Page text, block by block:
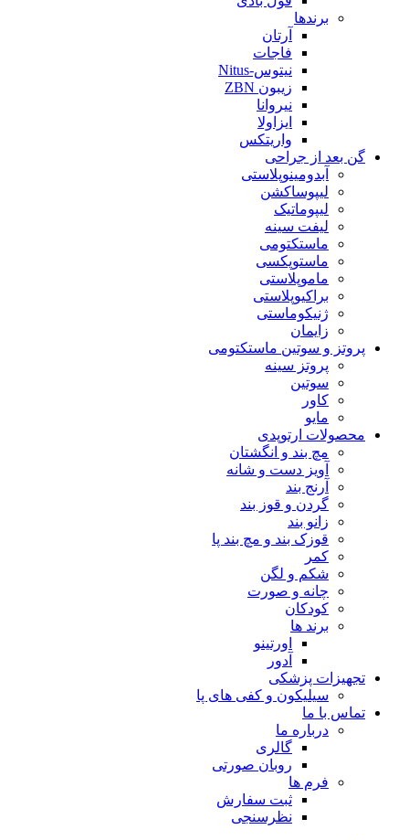
برندها
آرتان
فاجات
نیتوس-Nitus
زیبون ZBN
نیروانا
ایزاولا
واریتکس
گن بعد از جراحی
آبدومینوپلاستی
لیپوساکشن
لیپوماتیک
لیفت سینه
ماستکتومی
ماستوپکسی
ماموپلاستی
براکیوپلاستی
ژنیکوماستی
زایمان
پروتز و سوتین ماستکتومی
پروتز سینه
سوتین
کاور
مایو
محصولات ارتوپدی
مچ بند و انگشتان
آویز دست و شانه
آرنج بند
گردن و قوز بند
زانو بند
قوزک بند و مچ بند پا
کمر
شکم و لگن
چانه و صورت
کودکان
برند ها
اورتینو
آدور
تجهیزات پزشکی
سیلیکون و کفی های پا
تماس با ما
درباره ما
گالری
روبان صورتی
فرم ها
ثبت سفارش
نظرسنجی